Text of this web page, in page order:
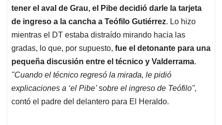
tener el aval de Grau, el Pibe decidió darle la tarjeta
de ingreso a la cancha a Teófilo Gutiérrez. Lo hizo
mientras el DT estaba distraído mirando hacia las
gradas, lo que, por supuesto, fue el detonante para una
pequeña discusión entre el técnico y Valderrama.
"Cuando el técnico regresó la mirada, le pidió
explicaciones a ‘el Pibe’ sobre el ingreso de Teófilo",
contó el padre del delantero para El Heraldo.